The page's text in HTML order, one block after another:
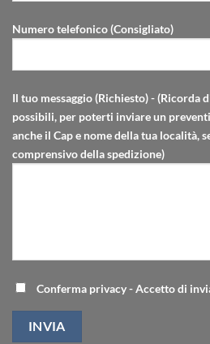
Numero telefonico (Consigliato)
Il tuo messaggio (Richiesto) - (Ricorda
possibili, per poterti inviare un
anche il Cap e nome della tua località,
comprensivo della spedizione)
Conferma privacy - Accetto di